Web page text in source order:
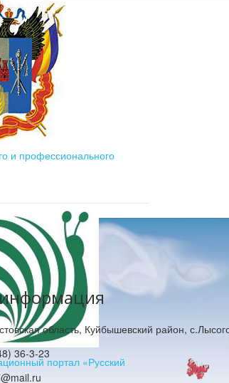
и профессионального
портал «Русский
область, Куйбышевский район,
36-3-23